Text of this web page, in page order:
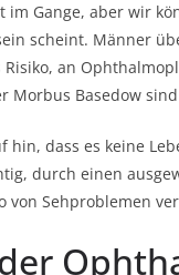
Gange, aber wir
scheint. Männer
an
Morbus Basedow
hin, dass es keine
durch einen
von Sehproblemen